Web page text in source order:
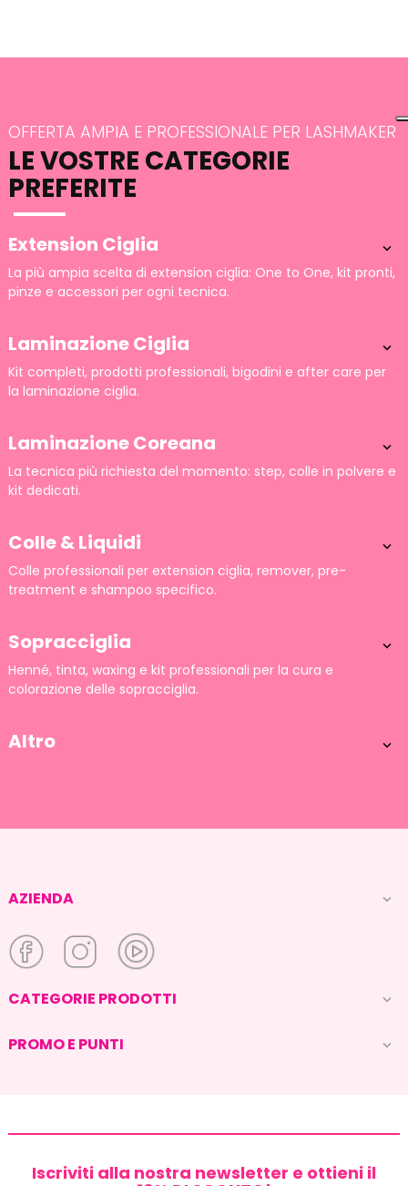
OFFERTA AMPIA E PROFESSIONALE PER LASHMAKER
LE VOSTRE CATEGORIE
PREFERITE
Extension Ciglia 
La più ampia scelta di extension ciglia: One to One, kit pronti,
pinze e accessori per ogni tecnica.
Laminazione Ciglia 
Kit completi, prodotti professionali, bigodini e after care per
la laminazione ciglia.
Laminazione Coreana 
La tecnica più richiesta del momento: step, colle in polvere e
kit dedicati.
Colle & Liquidi 
Colle professionali per extension ciglia, remover, pre-
treatment e shampoo specifico.
Sopracciglia 
Henné, tinta, waxing e kit professionali per la cura e
colorazione delle sopracciglia.
Altro 
AZIENDA 
CATEGORIE PRODOTTI 
PROMO E PUNTI 
Iscriviti alla nostra newsletter e ottieni il